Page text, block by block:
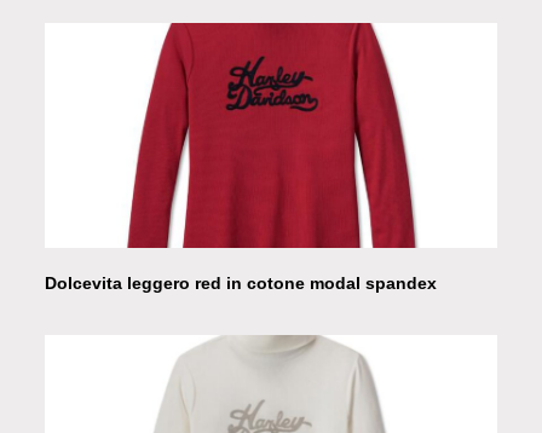
Dolcevita leggero red in cotone modal spandex